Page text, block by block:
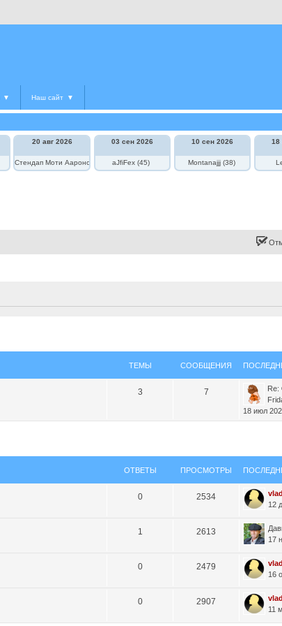
▼ Наш сайт ▼
20 авг 2026
Стендап Моти Аароновича
03 сен 2026
aJfiFex (45)
10 сен 2026
Montanajjj (38)
18
ТЕМЫ СООБЩЕНИЯ
3 7 Re:
18 июл
ОТВЕТЫ ПРОСМОТРЫ
0 2534
12
1 2613
17
0 2479
16
0 2907
11